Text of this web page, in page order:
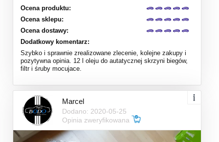
Ocena produktu:
Ocena sklepu:
Ocena dostawy:
Dodatkowy komentarz:
Szybko i sprawnie zrealizowane zlecenie, kolejne zakupy i
pozytywna opinia. 12 l oleju do autatycznej skrzyni biegów,
filtr i śruby mocujace.
Marcel
Dodano: 2020-05-25
Opinia zweryfikowana